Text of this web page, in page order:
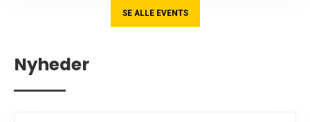
SE ALLE EVENTS
Nyheder